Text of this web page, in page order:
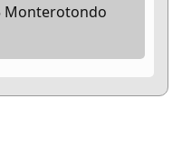
Monterotondo